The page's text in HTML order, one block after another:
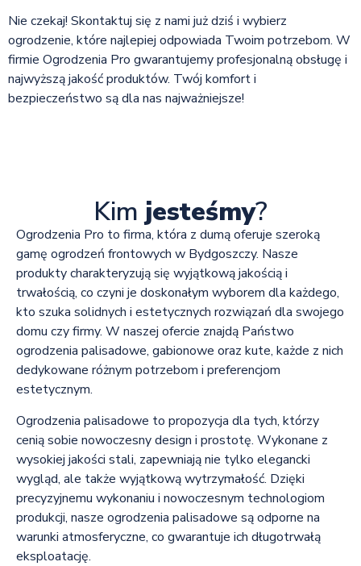
Nie czekaj! Skontaktuj się z nami już dziś i wybierz
ogrodzenie, które najlepiej odpowiada Twoim potrzebom. W
firmie Ogrodzenia Pro gwarantujemy profesjonalną obsługę i
najwyższą jakość produktów. Twój komfort i
bezpieczeństwo są dla nas najważniejsze!
Kim jesteśmy?
Ogrodzenia Pro to firma, która z dumą oferuje szeroką
gamę ogrodzeń frontowych w Bydgoszczy. Nasze
produkty charakteryzują się wyjątkową jakością i
trwałością, co czyni je doskonałym wyborem dla każdego,
kto szuka solidnych i estetycznych rozwiązań dla swojego
domu czy firmy. W naszej ofercie znajdą Państwo
ogrodzenia palisadowe, gabionowe oraz kute, każde z nich
dedykowane różnym potrzebom i preferencjom
estetycznym.
Ogrodzenia palisadowe to propozycja dla tych, którzy
cenią sobie nowoczesny design i prostotę. Wykonane z
wysokiej jakości stali, zapewniają nie tylko elegancki
wygląd, ale także wyjątkową wytrzymałość. Dzięki
precyzyjnemu wykonaniu i nowoczesnym technologiom
produkcji, nasze ogrodzenia palisadowe są odporne na
warunki atmosferyczne, co gwarantuje ich długotrwałą
eksploatację.